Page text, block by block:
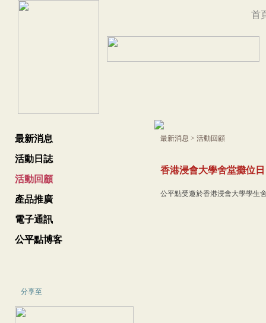
首
最新消息
活動日誌
活動回顧
產品推廣
電子通訊
公平點博客
分享至
最新消息 > 活動回顧
香港浸會大學舍堂攤位日
公平點受邀於香港浸會大學學生